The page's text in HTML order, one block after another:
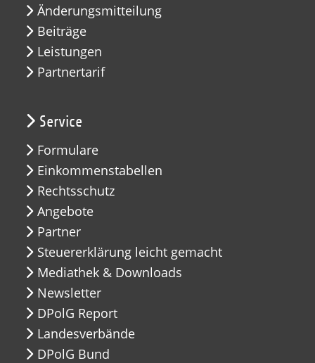
Änderungsmitteilung
Beiträge
Leistungen
Partnertarif
Service
Formulare
Einkommenstabellen
Rechtsschutz
Angebote
Partner
Steuererklärung leicht gemacht
Mediathek & Downloads
Newsletter
DPolG Report
Landesverbände
DPolG Bund